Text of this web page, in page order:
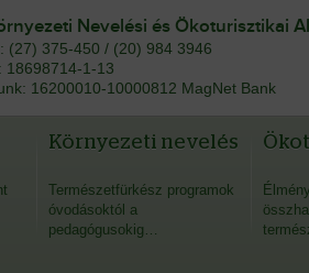
Nevelési és Ökoturisztikai
(27) 375-450 / (20) 984 3946
18698714-1-13
16200010-10000812 MagNet Bank
Környezeti nevelés
Természetfürkész programok
óvodásoktól a
pedagógusokig…